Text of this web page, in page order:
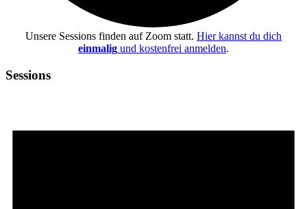
Unsere Sessions finden auf Zoom statt. Hier kannst du dich
einmalig und kostenfrei anmelden.
Sessions